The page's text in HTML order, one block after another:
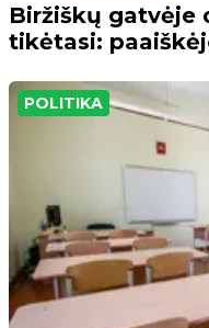
Biržiškų gatvėje
tikėtasi:
POLITIKA